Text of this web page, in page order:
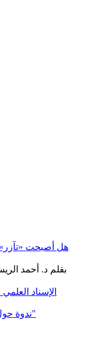
هل أصبحت
الإسناد
ندوة حول كتاب "العدالة الاجتماعية في الإسلام"